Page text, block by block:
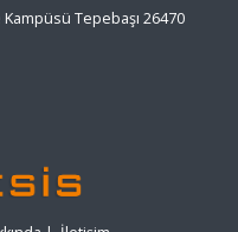
Tepebaşı 26470